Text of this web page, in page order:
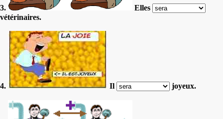
3.
Elles
vétérinaires.
4. Il joyeux.